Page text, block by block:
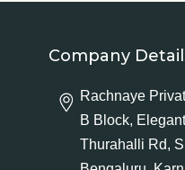
Company
Rachnaye
B Block,
Thurahalli Rd,